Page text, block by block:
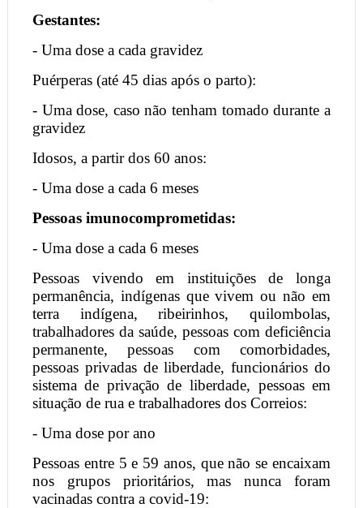
Gestantes:
- Uma dose a cada gravidez
Puérperas (até 45 dias após o parto):
- Uma dose, caso não tenham tomado durante a
gravidez
Idosos, a partir dos 60 anos:
- Uma dose a cada 6 meses
Pessoas imunocomprometidas:
- Uma dose a cada 6 meses
Pessoas vivendo em instituições de longa
permanência, indígenas que vivem ou não em
terra indígena, ribeirinhos, quilombolas,
trabalhadores da saúde, pessoas com deficiência
permanente, pessoas com comorbidades,
pessoas privadas de liberdade, funcionários do
sistema de privação de liberdade, pessoas em
situação de rua e trabalhadores dos Correios:
- Uma dose por ano
Pessoas entre 5 e 59 anos, que não se encaixam
nos grupos prioritários, mas nunca foram
vacinadas contra a covid-19: